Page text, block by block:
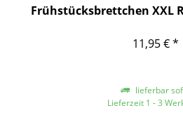
Frühstücksbrettchen XXL
11,95 € *
lieferbar
Lieferzeit 1 - 3